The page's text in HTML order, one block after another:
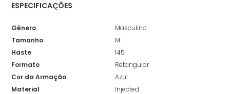
ESPECIFICAÇÕES
Gênero
Masculino
Tamanho
M
Haste
145
Formato
Retangular
Cor da Armação
Azul
Material
Injected